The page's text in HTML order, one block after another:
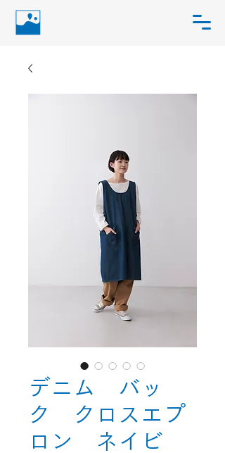
デニム バッ
ク クロスエプ
ロン ネイビ